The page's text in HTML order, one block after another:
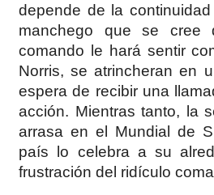
depende de la
manchego que se cree
comando le hará sentir
Norris, se atrincheran en
espera de recibir una
acción. Mientras tanto, la
arrasa en el Mundial de
país lo celebra a su
frustración del ridículo